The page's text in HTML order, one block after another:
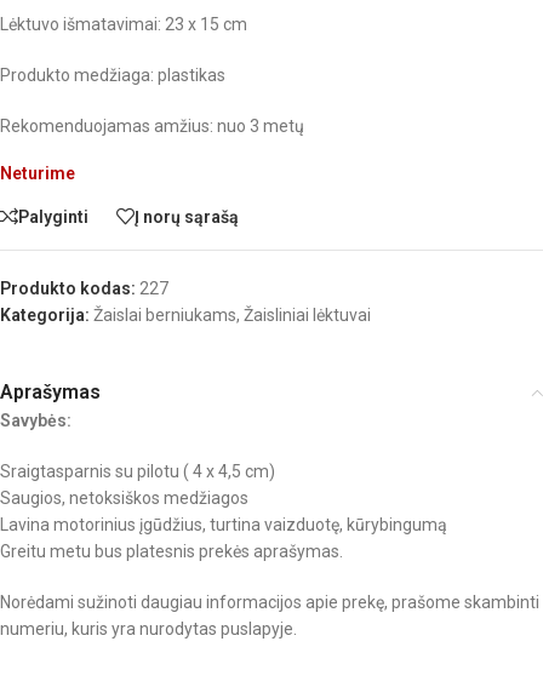
Lėktuvo išmatavimai: 23 x 15 cm
Produkto medžiaga: plastikas
Rekomenduojamas amžius: nuo 3 metų
Neturime
Palyginti Į norų sąrašą
Produkto kodas: 227
Kategorija: Žaislai berniukams, Žaisliniai lėktuvai
Aprašymas
Savybės:
Sraigtasparnis su pilotu ( 4 x 4,5 cm)
Saugios, netoksiškos medžiagos
Lavina motorinius įgūdžius, turtina vaizduotę, kūrybingumą
Greitu metu bus platesnis prekės aprašymas.
Norėdami sužinoti daugiau informacijos apie prekę, prašome skambinti
numeriu, kuris yra nurodytas puslapyje.